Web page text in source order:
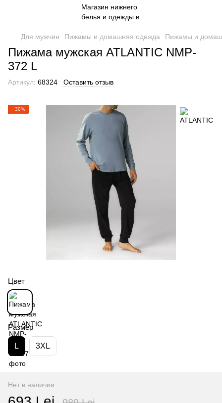
Для мужчин Пижамы и домашняя одежда Пижамы и
Пижама мужская ATLANTIC NMP-
372 L
Артикул: 68324 Оставить отзыв
−30%
Цвет
Размер
L 3XL
Нет в наличии